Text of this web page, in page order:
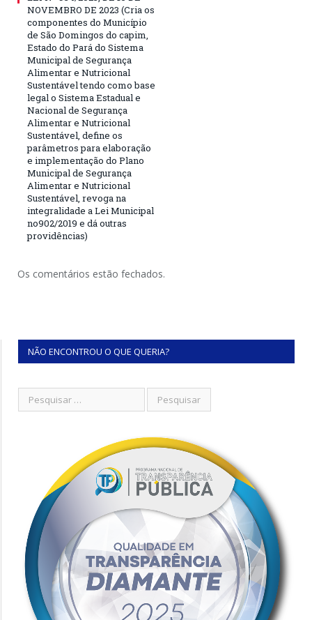
NOVEMBRO DE 2023 (Cria os
componentes do Município
de São Domingos do capim,
Estado do Pará do Sistema
Municipal de Segurança
Alimentar e Nutricional
Sustentável tendo como base
legal o Sistema Estadual e
Nacional de Segurança
Alimentar e Nutricional
Sustentável, define os
parâmetros para elaboração
e implementação do Plano
Municipal de Segurança
Alimentar e Nutricional
Sustentável, revoga na
integralidade a Lei Municipal
no902/2019 e dá outras
providências)
Os comentários estão fechados.
NÃO ENCONTROU O QUE QUERIA?